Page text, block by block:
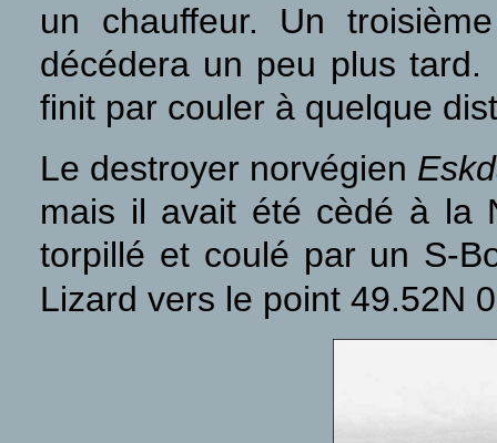
un chauffeur. Un
décédera un peu plus
finit par couler à quelque
Le destroyer norvégien
mais il avait été cèdé à la
torpillé et coulé par un S-
Lizard vers le point 49.52N